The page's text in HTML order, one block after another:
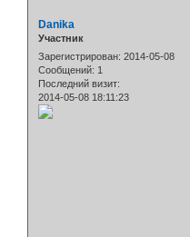
Danika
Участник
Зарегистрирован: 2014-05-08
Сообщений: 1
Последний визит:
2014-05-08 18:11:23